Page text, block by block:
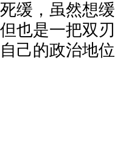
死缓，虽然想
但也是一把双
自己的政治地